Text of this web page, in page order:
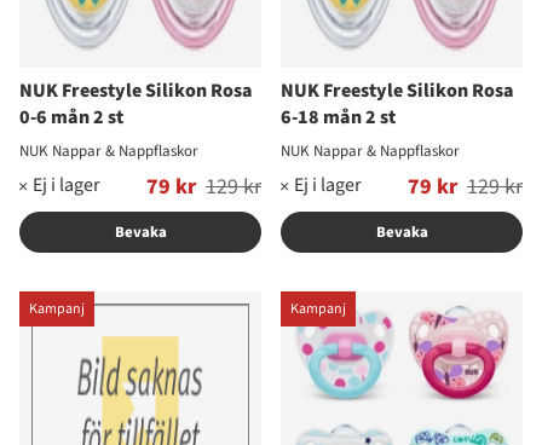
NUK Freestyle Silikon Rosa
0-6 mån 2 st
NUK Nappar & Nappflaskor
79 kr
Ordinarie pris: 129 kr
Bevaka
NUK Freestyle Silikon Rosa
6-18 mån 2 st
NUK Nappar & Nappflaskor
79 kr
Ordinarie pris: 129 kr
Bevaka
Kampanj Kampanj